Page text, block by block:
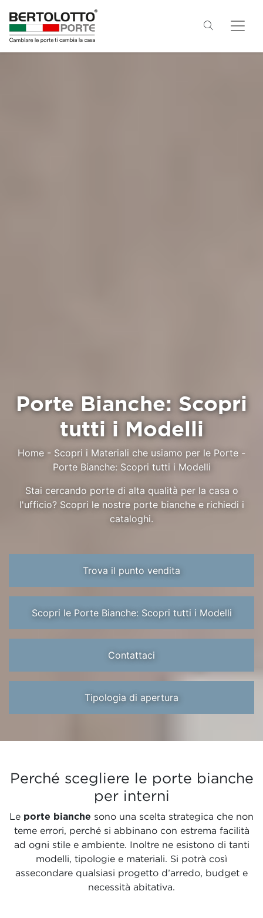
Porte Bianche: Scopri
tutti i Modelli
Home - Scopri i Materiali che usiamo per le Porte -
Porte Bianche: Scopri tutti i Modelli
Stai cercando porte di alta qualità per la casa o
l'ufficio? Scopri le nostre porte bianche e richiedi i
cataloghi.
Trova il punto vendita
Scopri le Porte Bianche: Scopri tutti i Modelli
Contattaci
Tipologia di apertura
Perché scegliere le porte bianche
per interni
Le porte bianche sono una scelta strategica che non
teme errori, perché si abbinano con estrema facilità
ad ogni stile e ambiente. Inoltre ne esistono di tanti
modelli, tipologie e materiali. Si potrà così
assecondare qualsiasi progetto d’arredo, budget e
necessità abitativa.